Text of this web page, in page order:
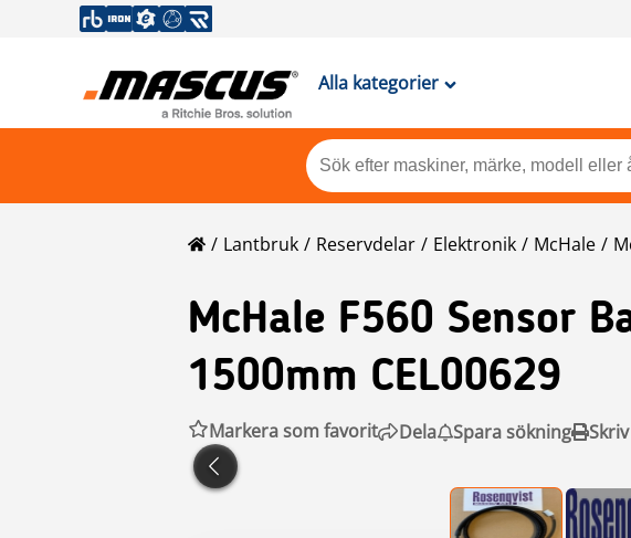
Alla kategorier
Lantbruk Reservdelar Elektronik McHale
McHale F560 Sensor
1500mm CEL00629
Markera som favorit Dela Spara sökning